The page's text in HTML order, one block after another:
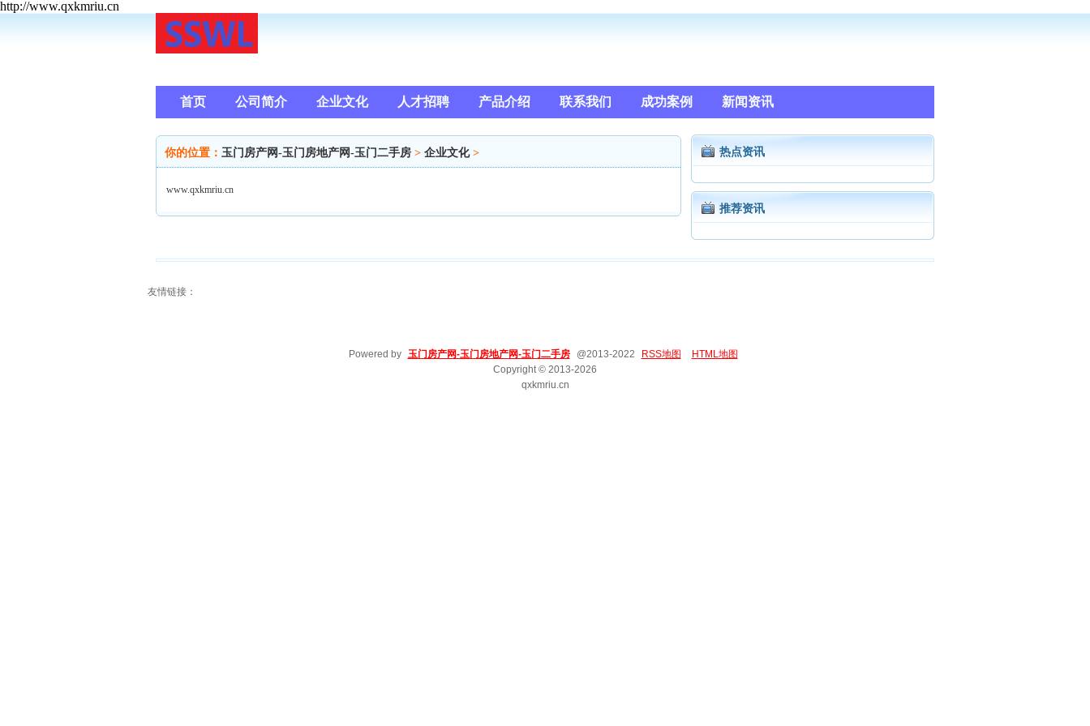
http://www.qxkmriu.cn
首页 公司简介 企业文化 人才招聘 产品介绍 联系我们 成功案例 新闻资讯
你的位置： 玉门房产网-玉门房地产网-玉门二手房 > 企业文化>
www.qxkmriu.cn
热点资讯
推荐资讯
友情链接：
Powered by 玉门房产网-玉门房地产网-玉门二手房 @2013-2022 RSS地图
HTML地图
Copyright© 2013-2026
qxkmriu.cn